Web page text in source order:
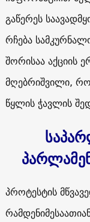
გაწერეს
რჩება
შორისაა აქციის
მღებრიშვილი,
წყლის ჭავლის
პროტესტის